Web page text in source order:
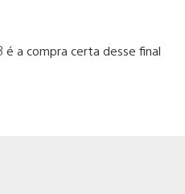
é a compra certa desse final